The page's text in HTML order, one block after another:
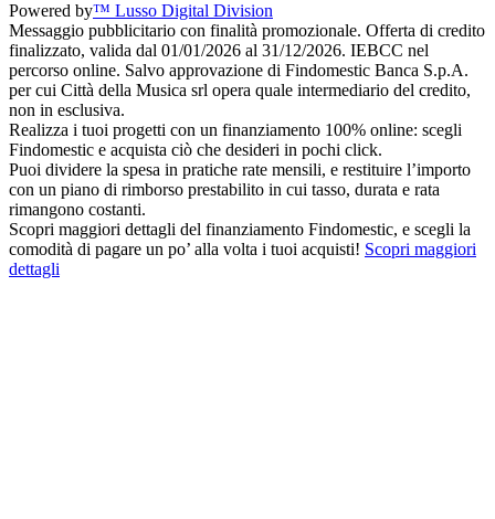
Powered by™ Lusso Digital Division
Messaggio pubblicitario con finalità promozionale. Offerta di credito
finalizzato, valida dal 01/01/2026 al 31/12/2026. IEBCC nel
percorso online. Salvo approvazione di Findomestic Banca S.p.A.
per cui Città della Musica srl opera quale intermediario del credito,
non in esclusiva.
Realizza i tuoi progetti con un finanziamento 100% online: scegli
Findomestic e acquista ciò che desideri in pochi click.
Puoi dividere la spesa in pratiche rate mensili, e restituire l’importo
con un piano di rimborso prestabilito in cui tasso, durata e rata
rimangono costanti.
Scopri maggiori dettagli del finanziamento Findomestic, e scegli la
comodità di pagare un po’ alla volta i tuoi acquisti! Scopri maggiori
dettagli